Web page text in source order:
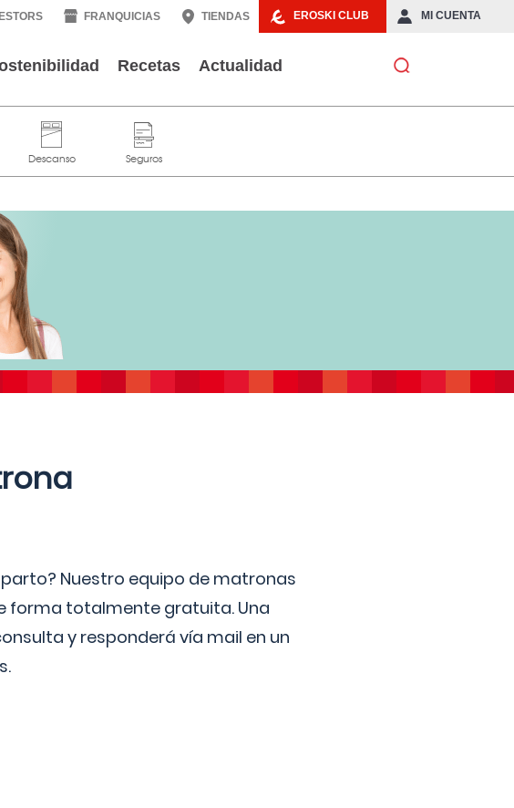
EROSKI CLUB MI CUENTA
FRANQUICIAS TIENDAS
Recetas Actualidad
Nuestro equipo de matronas
forma totalmente gratuita. Una
y responderá vía mail en un